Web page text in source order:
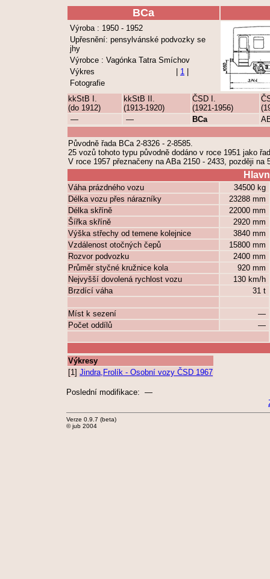
BCa
Výroba : 1950 - 1952
Upřesnění: pensylvánské podvozky se
jhy
Výrobce : Vagónka Tatra Smíchov
Výkres
1
Fotografie
kkStB I.
(do 1912)
kkStB II.
(1913-1920)
ČSD I.
(1921-1956)
—
— BCa
Původně řada BCa 2-8326 - 2-8585.
25 vozů tohoto typu původně dodáno v roce 1951 jako
V roce 1957 přeznačeny na ABa 2150 - 2433, později
Váha prázdného vozu
34500 kg
Délka vozu přes nárazníky
23288 mm
Délka skříně
22000 mm
Šířka skříně
2920 mm
Výška střechy od temene kolejnice
3840 mm
Vzdálenost otočných čepů
15800 mm
Rozvor podvozku
2400 mm
Průměr styčné kružnice kola
920 mm
Nejvyšší dovolená rychlost vozu
130 km/h
Brzdící váha
31 t
Míst k sezení
—
Počet oddílů
—
Výkresy
[1] Jindra,Frolík - Osobní vozy ČSD 1967
Poslední modifikace: —
Verze 0.9.7 (beta)
© jub 2004